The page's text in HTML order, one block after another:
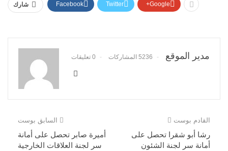
شارك Facebook Twitter Google+
مدير الموقع 5236 المشاركات 0 تعليقات
السابق بوست
أميرة صابر تحصل على أمانة
سر لجنة العلاقات الخارجية
القادم بوست
رشا أبو شقرا تحصل على
أمانة سر لجنة الشئون